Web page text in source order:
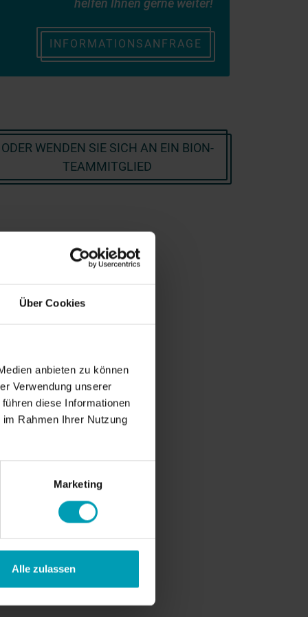
Über Cookies
anbieten zu können
Verwendung unserer
diese Informationen
Rahmen Ihrer Nutzung
Marketing
Alle zulassen
helfen Ihnen gerne weiter!
INFORMATIONSANFRAGE
ODER WENDEN SIE SICH AN EIN BION-
TEAMMITGLIED
BION
Werte